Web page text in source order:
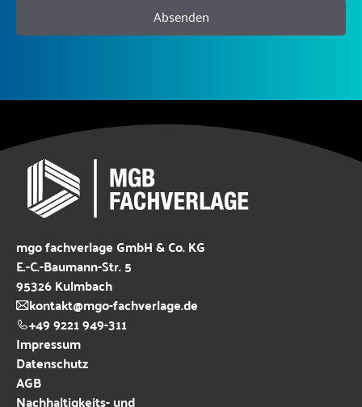
Absenden
mgo fachverlage GmbH & Co. KG
E.-C.-Baumann-Str. 5
95326 Kulmbach
kontakt@mgo-fachverlage.de
+49 9221 949-311
Impressum
Datenschutz
AGB
Nachhaltigkeits- und